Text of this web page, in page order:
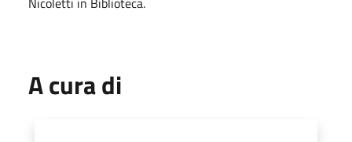
A cura di